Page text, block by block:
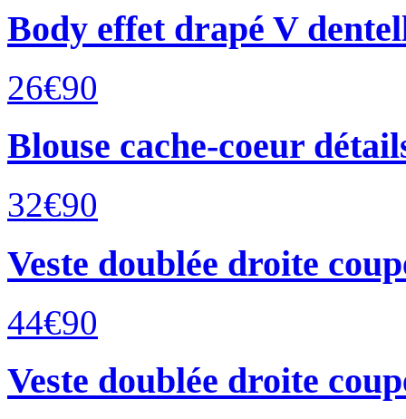
Body effet drapé V
26€90
Blouse cache-coeur
32€90
Veste doublée droite
44€90
Veste doublée droite